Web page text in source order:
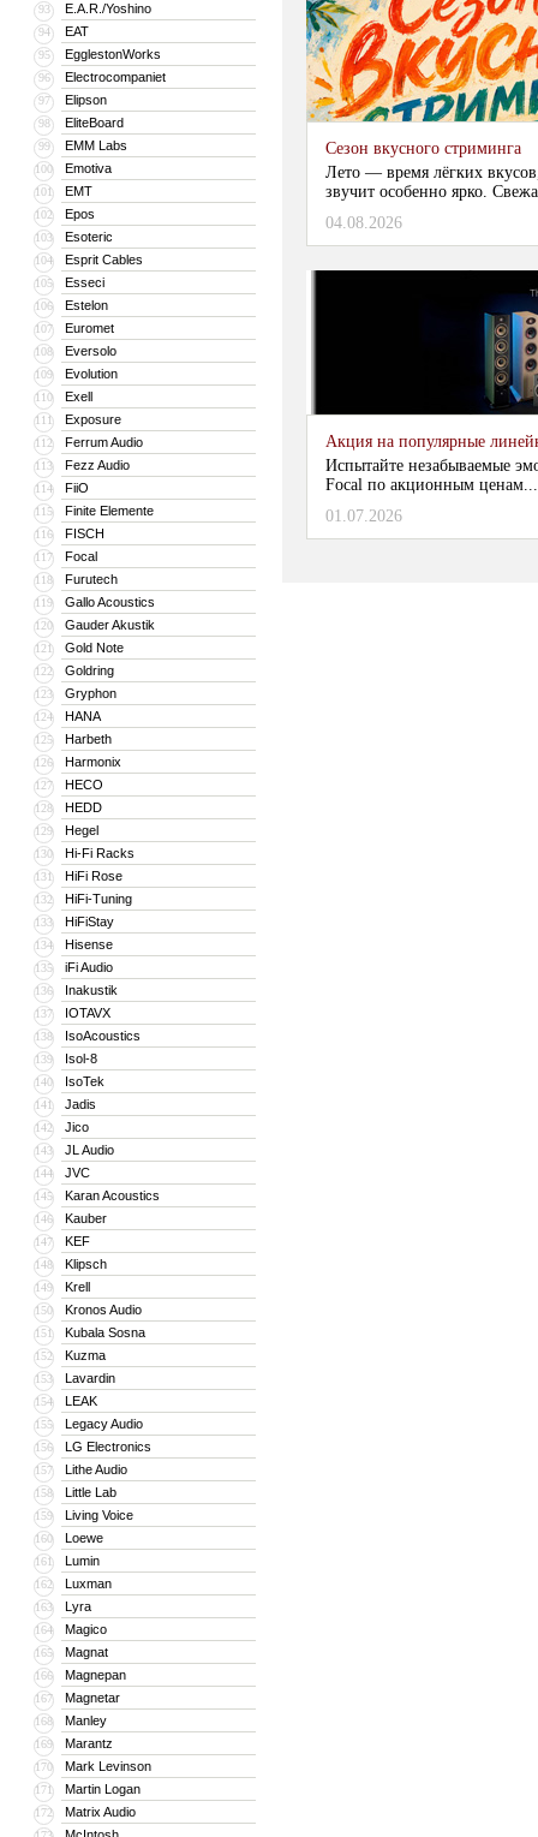
93 E.A.R./Yoshino
94 EAT
95 EgglestonWorks
96 Electrocompaniet
97 Elipson
98 EliteBoard
99 EMM Labs
100 Emotiva
101 EMT
102 Epos
103 Esoteric
104 Esprit Cables
105 Esseci
106 Estelon
107 Euromet
108 Eversolo
109 Evolution
110 Exell
111 Exposure
112 Ferrum Audio
113 Fezz Audio
114 FiiO
115 Finite Elemente
116 FISCH
117 Focal
118 Furutech
119 Gallo Acoustics
120 Gauder Akustik
121 Gold Note
122 Goldring
123 Gryphon
124 HANA
125 Harbeth
126 Harmonix
127 HECO
128 HEDD
129 Hegel
130 Hi-Fi Racks
131 HiFi Rose
132 HiFi-Tuning
133 HiFiStay
134 Hisense
135 iFi Audio
136 Inakustik
137 IOTAVX
138 IsoAcoustics
139 Isol-8
140 IsoTek
141 Jadis
142 Jico
143 JL Audio
144 JVC
145 Karan Acoustics
146 Kauber
147 KEF
148 Klipsch
149 Krell
150 Kronos Audio
151 Kubala Sosna
152 Kuzma
153 Lavardin
154 LEAK
155 Legacy Audio
156 LG Electronics
157 Lithe Audio
158 Little Lab
159 Living Voice
160 Loewe
161 Lumin
162 Luxman
163 Lyra
164 Magico
165 Magnat
166 Magnepan
167 Magnetar
168 Manley
169 Marantz
170 Mark Levinson
171 Martin Logan
172 Matrix Audio
Сезон вкусного стриминга
Лето — время лёгких
звучит особенно ярко.
04.08.2026
Акция на популярные
Испытайте незабываемые
Focal по акционным
01.07.2026